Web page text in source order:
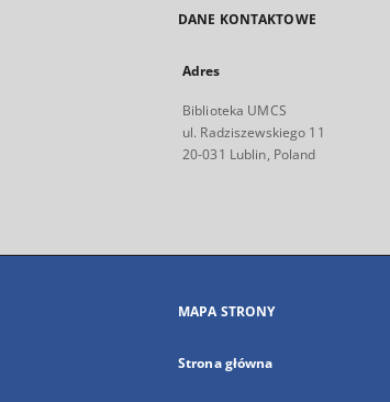
DANE KONTAKTOWE
Adres
Biblioteka UMCS
ul. Radziszewskiego 11
20-031 Lublin, Poland
MAPA STRONY
Strona główna